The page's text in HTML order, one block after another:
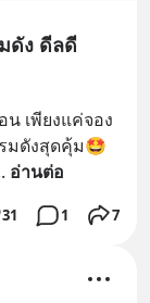
ดัง ดีลดี
เพียงแค่จอง
มดังสุดคุ้ม🤩
อ่านต่อ
31 1 7